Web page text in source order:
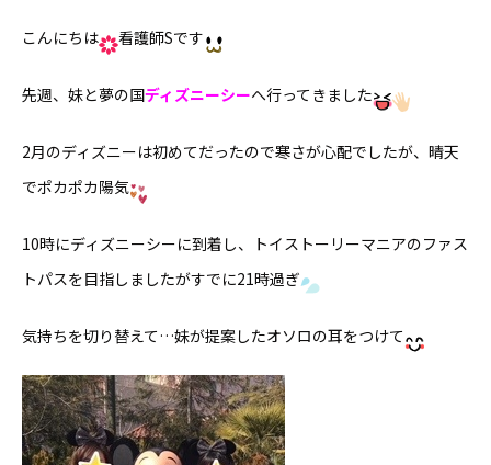
こんにちは 看護師Sです
先週、妹と夢の国ディズニーシーへ行ってきました
2月のディズニーは初めてだったので寒さが心配でしたが、晴天
でポカポカ陽気
10時にディズニーシーに到着し、トイストーリーマニアのファス
トパスを目指しましたがすでに21時過ぎ
気持ちを切り替えて…妹が提案したオソロの耳をつけて